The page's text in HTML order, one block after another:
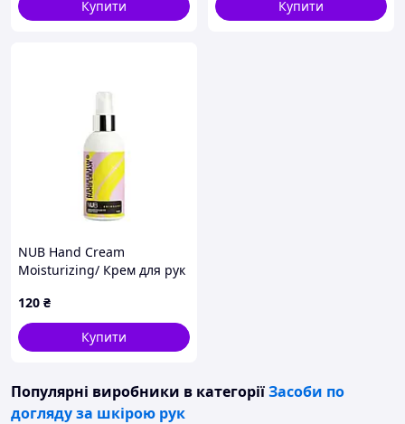
Купити
Купити
NUB Hand Cream
Moisturizing/ Крем для рук
120 ₴
Купити
Популярні виробники в категоріїЗасоби по
догляду за шкірою рук